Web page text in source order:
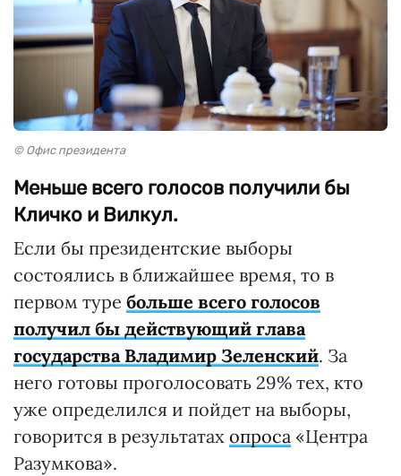
© Офис президента
Меньше всего голосов получили бы
Кличко и Вилкул.
Если бы президентские выборы
состоялись в ближайшее время, то в
первом туре больше всего голосов
получил бы действующий глава
государства Владимир Зеленский. За
него готовы проголосовать 29% тех, кто
уже определился и пойдет на выборы,
говорится в результатах опроса «Центра
Разумкова».